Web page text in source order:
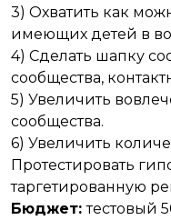
3) Охватить как
имеющих детей в
4) Сделать шапку
сообщества,
5) Увеличить
сообщества.
6) Увеличить
Протестировать
таргетированную
Бюджет:тестовый